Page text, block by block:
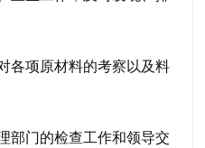
各项原材料的考察以及料
部门的检查工作和领导交